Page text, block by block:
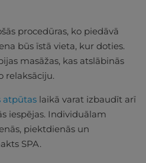
procedūras, ko piedāvā
būs īstā vieta, kur doties.
masāžas, kas atslābinās
relaksāciju.
atpūtas laikā varat izbaudīt arī
iespējas. Individuālam
piektdienās un
SPA.